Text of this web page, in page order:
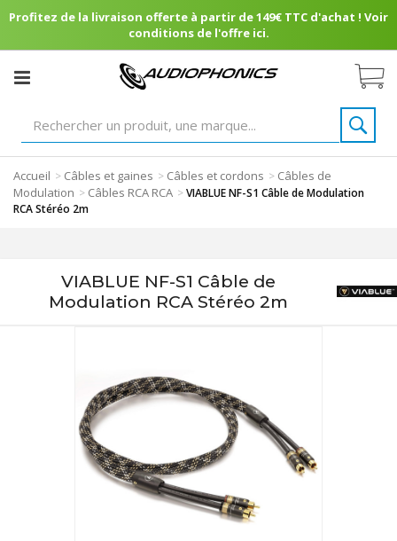
Profitez de la livraison offerte à partir de 149€ TTC d'achat ! Voir
conditions de l'offre ici.
Accueil > Câbles et gaines > Câbles et cordons > Câbles de
Modulation > Câbles RCA RCA >VIABLUE NF-S1 Câble de Modulation
RCA Stéréo 2m
VIABLUE NF-S1 Câble de
Modulation RCA Stéréo 2m